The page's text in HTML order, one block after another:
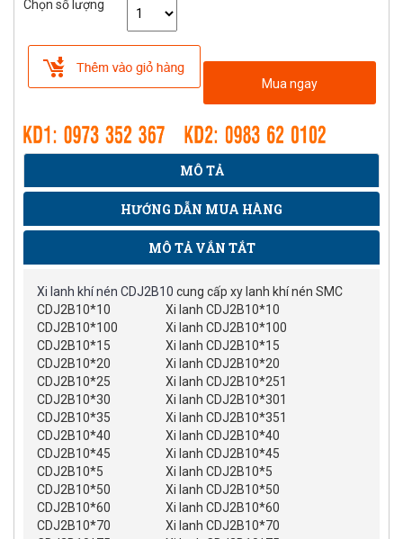
Chọn số lượng
Mua ngay
MÔ TẢ
HƯỚNG DẪN MUA HÀNG
MÔ TẢ VẮN TẮT
Xi lanh khí nén CDJ2B10 cung cấp xy lanh khí nén SMC
CDJ2B10*10
Xi lanh CDJ2B10*10
CDJ2B10*100
Xi lanh CDJ2B10*100
CDJ2B10*15
Xi lanh CDJ2B10*15
CDJ2B10*20
Xi lanh CDJ2B10*20
CDJ2B10*25
Xi lanh CDJ2B10*251
CDJ2B10*30
Xi lanh CDJ2B10*301
CDJ2B10*35
Xi lanh CDJ2B10*351
CDJ2B10*40
Xi lanh CDJ2B10*40
CDJ2B10*45
Xi lanh CDJ2B10*45
CDJ2B10*5
Xi lanh CDJ2B10*5
CDJ2B10*50
Xi lanh CDJ2B10*50
CDJ2B10*60
Xi lanh CDJ2B10*60
CDJ2B10*70
Xi lanh CDJ2B10*70